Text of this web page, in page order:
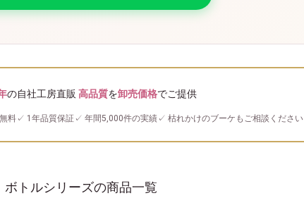
の自社工房直販 高品質を卸売価格でご提供
料✓ 1年品質保証 ✓ 年間5,000件の実績✓ 枯れかけのブーケもご相談ください
ボトルシリーズの商品一覧